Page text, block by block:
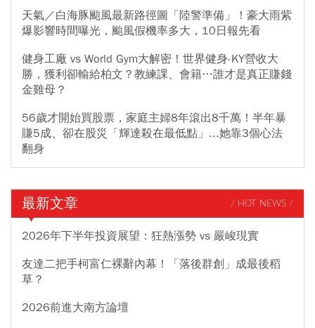
天氣／白海豚颱風最新路徑圖「陸警準備」！豪大雨紫
爆影響時間曝光，颱風假機率多大，10日報先看
健身工廠 vs World Gym大解密！世界健身-KY營收大
勝，獲利卻輸給柏文？教練課、會籍…誰才是真正賺錢
金雞母？
56歲才開始買股票，家庭主婦8年滾出8千萬！半年暴
賺5成、卻在股災「輝達殺在最低點」...她靠3個心法
翻身
最新文章 / HOT NEWS /
2026年下半年投資展望：狂熱漲勢 vs 嚴峻現實
友達二把手柯富仁裸辭內幕！「落後群創」成最後稻
草？
2026前進大南方論壇